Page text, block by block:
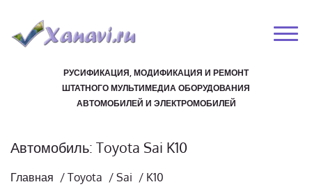
РУСИФИКАЦИЯ, МОДИФИКАЦИЯ И РЕМОНТ
ШТАТНОГО МУЛЬТИМЕДИА ОБОРУДОВАНИЯ
АВТОМОБИЛЕЙ И ЭЛЕКТРОМОБИЛЕЙ
Автомобиль: Toyota Sai K10
Главная / Toyota / Sai / K10